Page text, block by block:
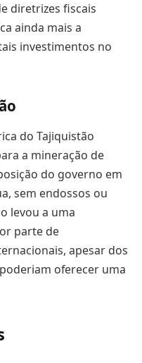
diretrizes fiscais
ainda mais a
investimentos no
do Tajiquistão
a mineração de
do governo em
sem endossos ou
levou a uma
parte de
apesar dos
oferecer uma